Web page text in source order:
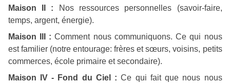
Maison II : Nos ressources personnelles (savoir-faire,
temps, argent, énergie).
Maison III : Comment nous communiquons. Ce qui nous
est familier (notre entourage: frères et sœurs, voisins, petits
commerces, école primaire et secondaire).
Maison IV - Fond du Ciel : Ce qui fait que nous nous